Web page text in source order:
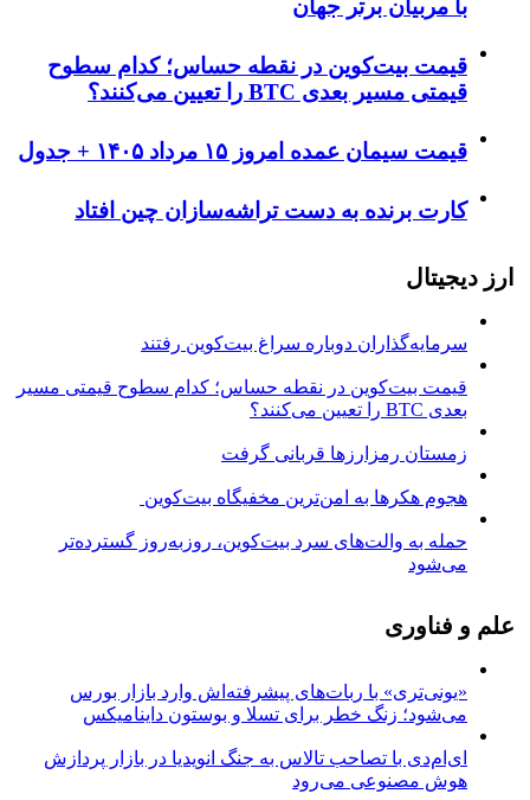
با مربیان برتر جهان
قیمت بیت‌کوین در نقطه حساس؛ کدام سطوح
قیمتی مسیر بعدی BTC را تعیین می‌کنند؟
قیمت سیمان عمده امروز ۱۵ مرداد ۱۴۰۵ + جدول
کارت برنده به دست تراشه‌سازان چین افتاد
ارز دیجیتال
سرمایه‌گذاران دوباره سراغ بیت‌کوین رفتند
قیمت بیت‌کوین در نقطه حساس؛ کدام سطوح قیمتی مسیر
بعدی BTC را تعیین می‌کنند؟
زمستان رمزارزها قربانی گرفت
هجوم هکرها به امن‌ترین مخفیگاه بیت‌کوین
حمله به والت‌های سرد بیت‌کوین، روزبه‌روز گسترده‌تر
می‌شود
علم و فناوری
«یونی‌تری» با ربات‌های پیشرفته‌اش وارد بازار بورس
می‌شود؛ زنگ خطر برای تسلا و بوستون داینامیکس
ای‌ام‌دی با تصاحب تالاس به جنگ انویدیا در بازار پردازش
هوش مصنوعی می‌رود